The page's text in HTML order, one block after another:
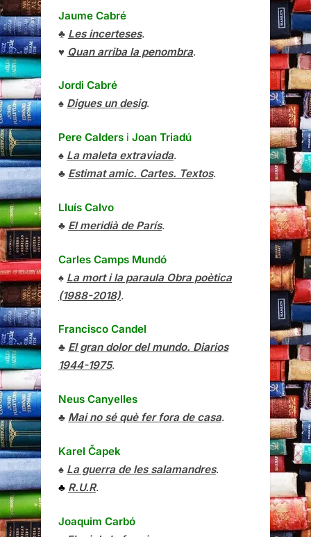
Jaume Cabré
♣ Les incerteses.
♥ Quan arriba la penombra.
Jordi Cabré
♠ Digues un desig.
Pere Calders i Joan Triadú
♠ La maleta extraviada.
♣ Estimat amic. Cartes. Textos.
Lluís Calvo
♣ El meridià de París.
Carles Camps Mundó
♠ La mort i la paraula Obra poètica
(1988-2018).
Francisco Candel
♣ El gran dolor del mundo. Diarios
1944-1975.
Neus Canyelles
♣ Mai no sé què fer fora de casa.
Karel Čapek
♠ La guerra de les salamandres.
♣ R.U.R.
Joaquim Carbó